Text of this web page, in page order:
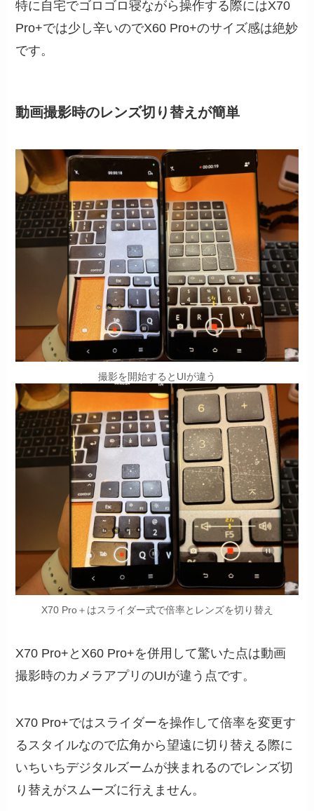
特に自宅でゴロゴロ寝ながら操作する際にはX70
Pro+では少し辛いのでX60 Pro+のサイズ感は絶妙
です。
動画撮影時のレンズ切り替えが簡単
撮影を開始するとUIが違う
X70 Pro＋はスライダー式で倍率とレンズを切り替え
X70 Pro+とX60 Pro+を併用して驚いた点は動画
撮影時のカメラアプリのUIが違う点です。
X70 Pro+ではスライダーを操作して倍率を変更す
るスタイルなので広角から望遠に切り替える際に
いちいちデジタルズームが挟まれるのでレンズ切
り替えがスムーズに行えません。